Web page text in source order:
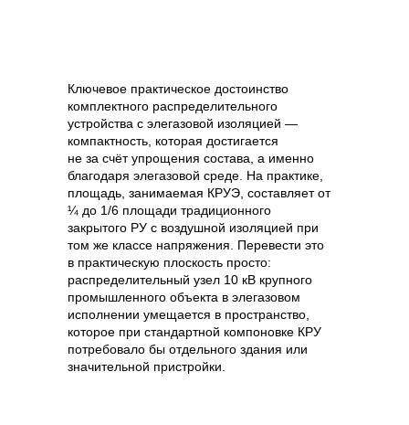
Ключевое практическое достоинство
комплектного распределительного
устройства с элегазовой изоляцией —
компактность, которая достигается
не за счёт упрощения состава, а именно
благодаря элегазовой среде. На практике,
площадь, занимаемая КРУЭ, составляет от
¼ до 1/6 площади традиционного
закрытого РУ с воздушной изоляцией при
том же классе напряжения. Перевести это
в практическую плоскость просто:
распределительный узел 10 кВ крупного
промышленного объекта в элегазовом
исполнении умещается в пространство,
которое при стандартной компоновке КРУ
потребовало бы отдельного здания или
значительной пристройки.